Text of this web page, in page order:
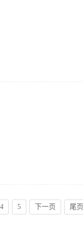
4 5 下一页 尾页